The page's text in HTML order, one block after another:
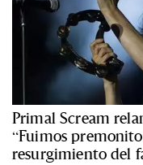
Primal Scream
“Fuimos
resurgimiento del